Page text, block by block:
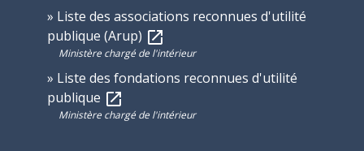
Liste des associations reconnues d'utilité
publique (Arup) open_in_new
Ministère chargé de l'intérieur
Liste des fondations reconnues d'utilité
publique open_in_new
Ministère chargé de l'intérieur